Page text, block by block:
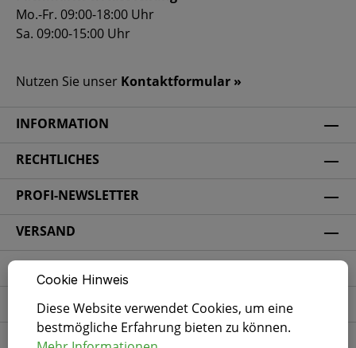
Mo.-Fr. 09:00-18:00 Uhr
Sa. 09:00-15:00 Uhr
Nutzen Sie unser Kontaktformular »
INFORMATION
RECHTLICHES
PROFI-NEWSLETTER
VERSAND
SICHERHEIT
SOCIAL MEDIA
Cookie Hinweis
Diese Website verwendet Cookies, um eine
bestmögliche Erfahrung bieten zu können.